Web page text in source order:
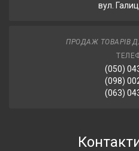
вул.
ПРОДАЖ ТОВАРІВ
(050)
(098)
(063)